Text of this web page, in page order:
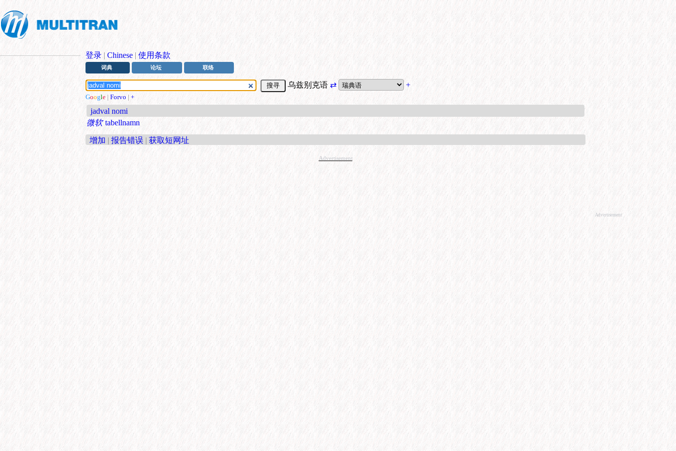
登录 | Chinese | 使用条款
词典 论坛 联络
乌兹别克语 ⇄ +
Google | Forvo | +
jadval nomi
微软 tabellnamn
增加 | 报告错误 | 获取短网址
Advertisement
Advertisement